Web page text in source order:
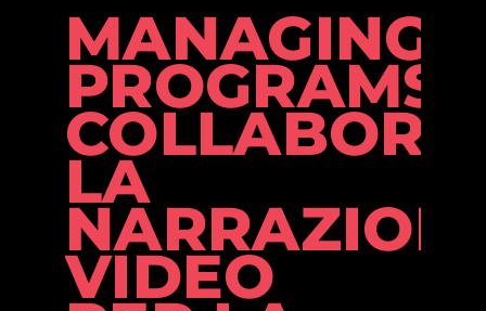
MANAGING
PROGRAMS
LA
VIDEO